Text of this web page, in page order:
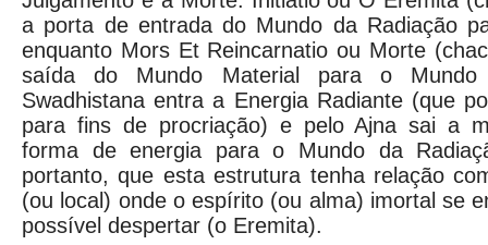
a porta de entrada do Mundo da Radiação
enquanto Mors Et Reincarnatio ou Morte
saída do Mundo Material para o Mundo
Swadhistana entra a Energia Radiante (que
para fins de procriação) e pelo Ajna sai a
forma de energia para o Mundo da
portanto, que esta estrutura tenha relação
(ou local) onde o espírito (ou alma) imortal se
possível despertar (o Eremita).